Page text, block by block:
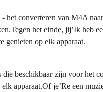
het converteren van M4A
het einde, jij’Ik heb
genieten op elk apparaat.
beschikbaar zijn voor het
apparaat.Of je’Re een